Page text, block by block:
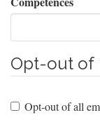
Opt-out of
Opt-out of all